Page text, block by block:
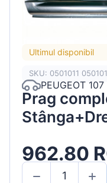
Ultimul disponibil
SKU: 0501011
PEUGEOT
Prag
962.80